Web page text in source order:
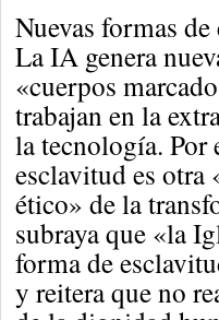
Nuevas formas
La IA genera
«cuerpos
trabajan en la
la tecnología. Por
esclavitud es otra
ético» de la
subraya que «la
forma de
y reitera que no